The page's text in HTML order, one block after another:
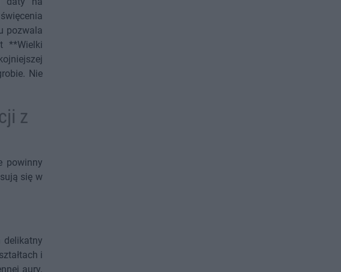
pozwala
**Wielki
Nie
z
powinny
się w
delikatny
i
aury.